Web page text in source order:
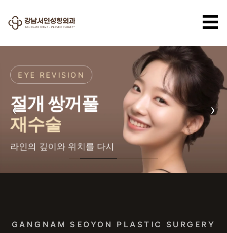
☰
EYE REVISION
절개 쌍꺼풀
재수술
라인의 깊이와 위치를 다시
‹ ›
GANGNAM SEOYON PLASTIC SURGERY